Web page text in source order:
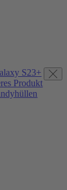
S23+
Produkt